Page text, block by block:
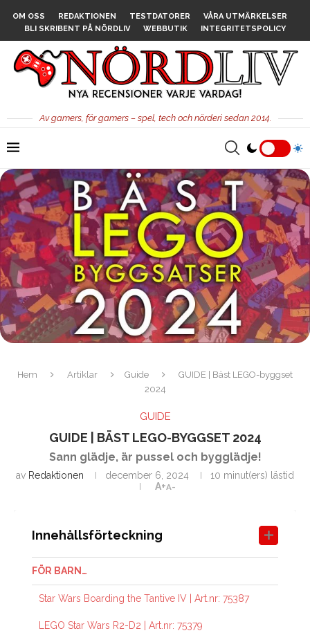
OM OSS REDAKTIONEN TESTDATORER
VÅRA UTMÄRKELSER
BLI SKRIBENT PÅ NÖRDLIV
WEBBUTIK INTEGRITETSPOLICY
Av gamers, för gamers – spel, tech och nörderi sedan 2014.
Hem Artiklar Guide
GUIDE | Bäst LEGO-byggset
2024
GUIDE
GUIDE | BÄST LEGO-BYGGSET 2024
Sann glädje, är pussel och bygglädje!
av Redaktionen december 6, 2024
10 minut(ers) lästid
A+A-
Innehållsförteckning
FÖR BARN…
Star Wars Boarding the Tantive IV | Art.nr: 75387
LEGO Star Wars R2-D2 | Art.nr: 75379